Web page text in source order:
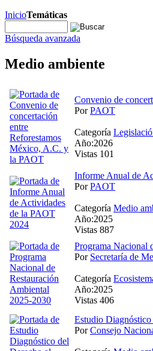
InicioTemáticas
Búsqueda avanzada
Medio ambiente
Convenio de
PorPAOT
Categoría
Año:2026
Vistas 101
Informe Anual de
PorPAOT
Categoría Medio
Año:2025
Vistas 887
Programa Nacional
Por Secretaría de
Categoría
Año:2025
Vistas 406
Estudio
PorConsejo